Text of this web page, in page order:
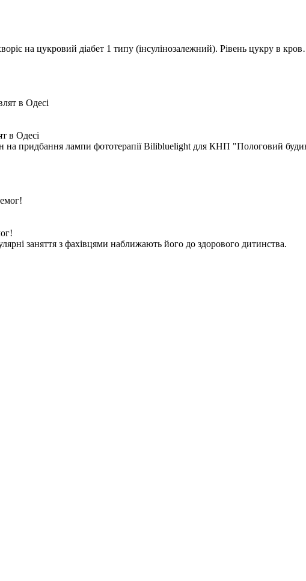
на цукровий діабет 1 типу (інсулінозалежний). Рівень цукру в
в Одесі
на придбання лампи фототерапії Bilibluelight для КНП "Пологовий
заняття з фахівцями наближають його до здорового дитинства.